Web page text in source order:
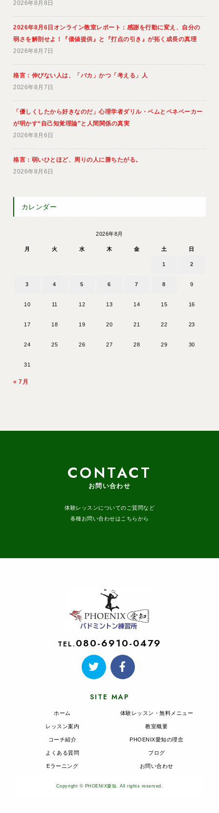
2026年8月8日
2026年8月6日オンライン教室レポート：感謝を行動に変え、自分の
弱さを解剖せよ！『価値提供』と『打点の引き』が拓く成長の真理
2026年8月7日
格言：伸びない人は、「バカ」かつ「考える」人
2026年8月7日
「優しくしたから好きなのだ」心理学者ダリル・ベムとペネベーカー
が明かす“自己知覚理論”と人間関係の真実
2026年8月6日
格言：弱いひとほど、周りの人に勝ちたがる。
2026年8月6日
カレンダー
2026年8月
月 火 水 木 金 土 日
1 2
3 4 5 6 7 8 9
10 11 12 13 14 15 16
17 18 19 20 21 22 23
24 25 26 27 28 29 30
31
« 7月
CONTACT
お問い合わせ
体験レッスンについてのご質問など
各種お問い合わせはこちらから
TEL. 080-6910-0479
SITE MAP
ホーム
レッスン案内
コーチ紹介
よくある質問
Eラーニング
体験レッスン・無料メニュー
教室概要
PHOENIX愛知の理念
ブログ
お問い合わせ
Copyright © PHOENIX愛知. All rights reserved.